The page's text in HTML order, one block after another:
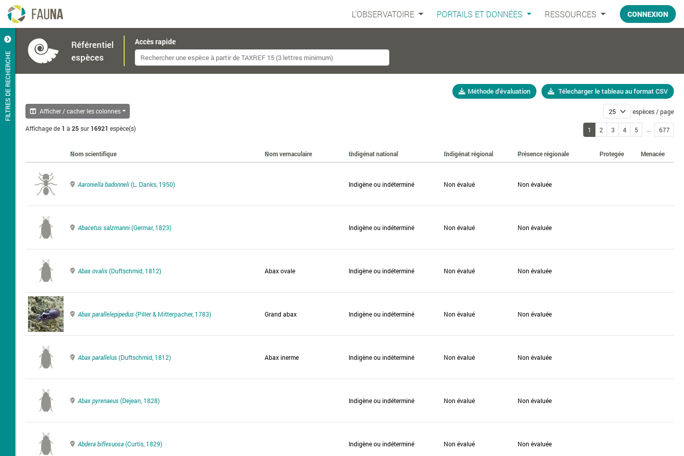
L'OBSERVATOIRE PORTAILS ET DONNÉES RESSOURCES CONNEXION
FILTRES DE RECHERCHE
Référentiel
espèces
Accès rapide
Méthode d'évaluation Télecharger le tableau au format CSV
Afficher / cacher les colonnes
Affichage de 1 à 25sur 16921 espèce(s)
espèces / page
1 2 3 4 5 ... 677
Nom scientifique Nom vernaculaire Indigénat national Indigénat régional Présence régionale Protegée Menacée
Aaroniella badonneli(L. Danks, 1950) Indigène ou indéterminé Non évalué Non évaluée
Abacetus salzmanni(Germar, 1823) Indigène ou indéterminé Non évalué Non évaluée
Abax ovalis(Duftschmid, 1812) Abax ovale Indigène ou indéterminé Non évalué Non évaluée
Abax parallelepipedus(Piller & Mitterpacher, 1783) Grand abax Indigène ou indéterminé Non évalué Non évaluée
Abax parallelus(Duftschmid, 1812) Abax inerme Indigène ou indéterminé Non évalué Non évaluée
Abax pyrenaeus(Dejean, 1828) Indigène ou indéterminé Non évalué Non évaluée
Abdera biflexuosa(Curtis, 1829) Indigène ou indéterminé Non évalué Non évaluée